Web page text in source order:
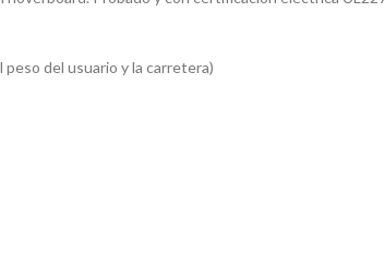
del usuario y la carretera)